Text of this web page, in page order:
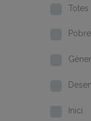
Totes
Inici